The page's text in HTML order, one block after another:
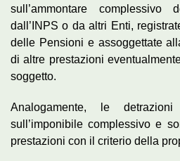
sull’ammontare complessivo
dall’INPS o da altri Enti,
delle Pensioni e assoggettate
di altre prestazioni
soggetto.
Analogamente, le
sull’imponibile complessivo e
prestazioni con il criterio della